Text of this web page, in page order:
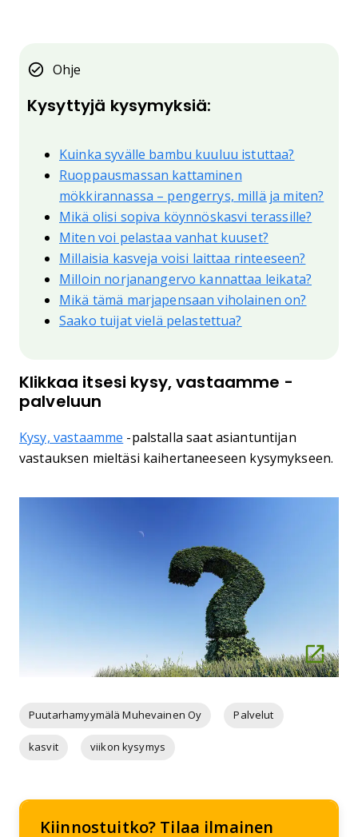
Ohje
Kysyttyjä kysymyksiä:
Kuinka syvälle bambu kuuluu istuttaa?
Ruoppausmassan kattaminen
mökkirannassa – pengerrys, millä ja miten?
Mikä olisi sopiva köynnöskasvi terassille?
Miten voi pelastaa vanhat kuuset?
Millaisia kasveja voisi laittaa rinteeseen?
Milloin norjanangervo kannattaa leikata?
Mikä tämä marjapensaan viholainen on?
Saako tuijat vielä pelastettua?
Klikkaa itsesi kysy, vastaamme -
palveluun
Kysy, vastaamme -palstalla saat asiantuntijan
vastauksen mieltäsi kaihertaneeseen kysymykseen.
Puutarhamyymälä Muhevainen Oy Palvelut
kasvit viikon kysymys
Kiinnostuitko? Tilaa ilmainen